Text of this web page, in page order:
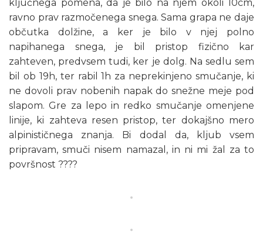
ključnega pomena, da je bilo na njem okoli 10cm,
ravno prav razmočenega snega. Sama grapa ne daje
občutka dolžine, a ker je bilo v njej polno
napihanega snega, je bil pristop fizično kar
zahteven, predvsem tudi, ker je dolg. Na sedlu sem
bil ob 19h, ter rabil 1h za neprekinjeno smučanje, ki
ne dovoli prav nobenih napak do snežne meje pod
slapom. Gre za lepo in redko smučanje omenjene
linije, ki zahteva resen pristop, ter dokajšno mero
alpinističnega znanja. Bi dodal da, kljub vsem
pripravam, smuči nisem namazal, in ni mi žal za to
površnost ????